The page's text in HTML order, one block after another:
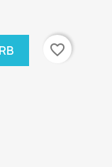
favorite_border